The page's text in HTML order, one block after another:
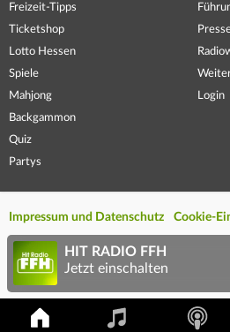
Freizeit-Tipps
Ticketshop
Lotto Hessen
Spiele
Mahjong
Backgammon
Quiz
Partys
Login
Impressum und Datenschutz Cookie-
HIT RADIO FFH
Jetzt einschalten